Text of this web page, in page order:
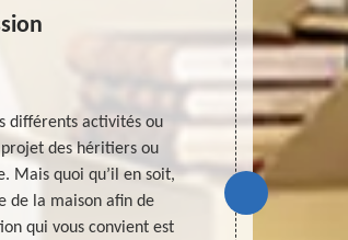
différents activités ou
des héritiers ou
Mais quoi qu’il en soit,
de la maison afin de
qui vous convient est
Les
suffisants
complet